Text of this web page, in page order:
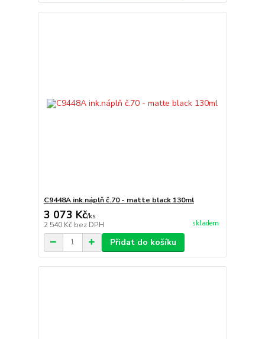
C9448A ink.náplň č.70 - matte black 130ml
3 073 Kč/ks
2 540 Kč bez DPH skladem
Přidat do košíku